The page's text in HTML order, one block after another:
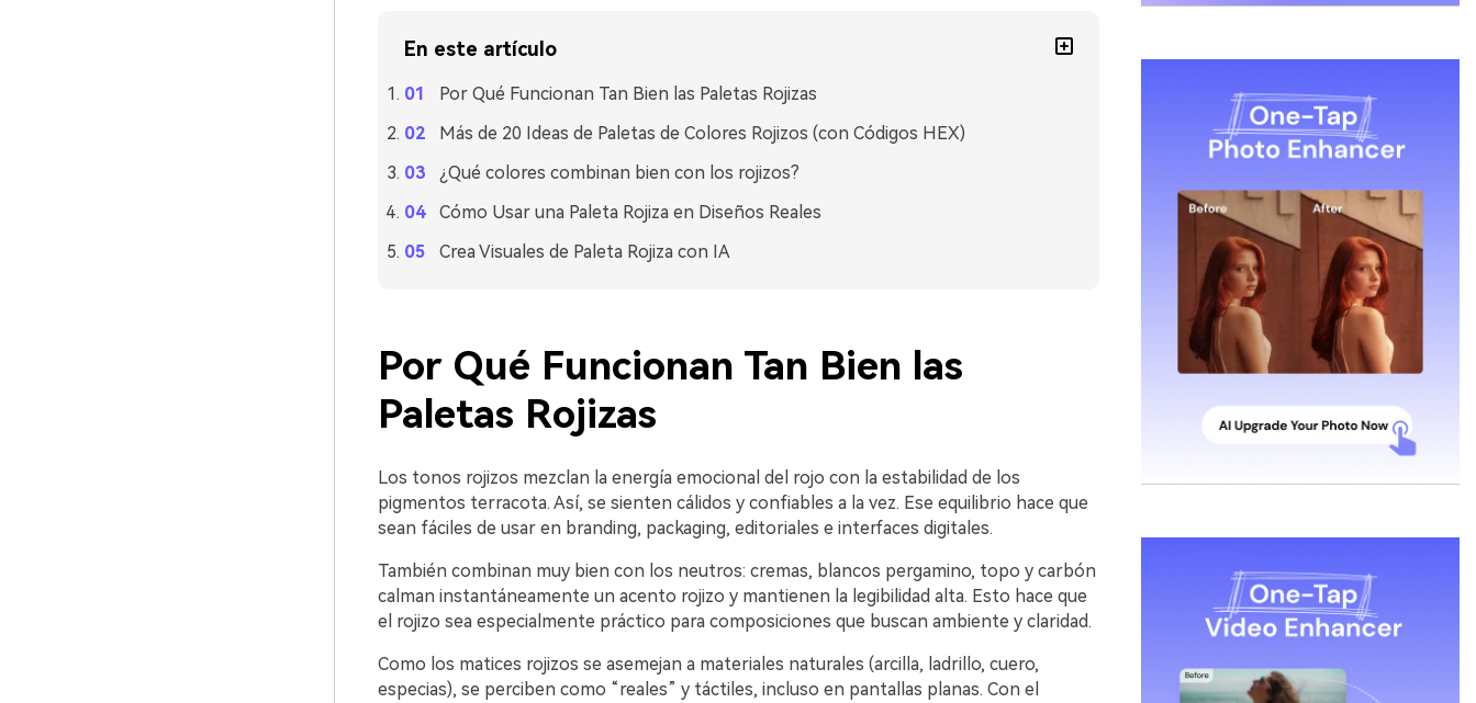
En este artículo
Por Qué Funcionan Tan Bien las Paletas Rojizas
Más de 20 Ideas de Paletas de Colores Rojizos (con Códigos HEX)
¿Qué colores combinan bien con los rojizos?
Cómo Usar una Paleta Rojiza en Diseños Reales
Crea Visuales de Paleta Rojiza con IA
Por Qué Funcionan Tan Bien las
Paletas Rojizas
Los tonos rojizos mezclan la energía emocional del rojo con la estabilidad de los
pigmentos terracota. Así, se sienten cálidos y confiables a la vez. Ese equilibrio hace que
sean fáciles de usar en branding, packaging, editoriales e interfaces digitales.
También combinan muy bien con los neutros: cremas, blancos pergamino, topo y carbón
calman instantáneamente un acento rojizo y mantienen la legibilidad alta. Esto hace que
el rojizo sea especialmente práctico para composiciones que buscan ambiente y claridad.
Como los matices rojizos se asemejan a materiales naturales (arcilla, ladrillo, cuero,
especias), se perciben como “reales” y táctiles, incluso en pantallas planas. Con el